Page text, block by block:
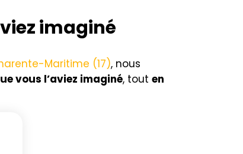
imaginé
Maritime (17), nous
vous l’aviez imaginé, tout en